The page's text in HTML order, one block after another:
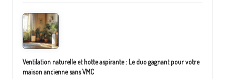
Ventilation naturelle et hotte aspirante : Le duo gagnant pour votre
maison ancienne sans VMC